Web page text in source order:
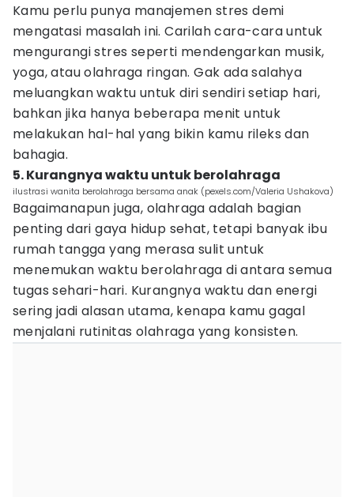
Kamu perlu punya manajemen stres demi
mengatasi masalah ini. Carilah cara-cara untuk
mengurangi stres seperti mendengarkan musik,
yoga, atau olahraga ringan. Gak ada salahya
meluangkan waktu untuk diri sendiri setiap hari,
bahkan jika hanya beberapa menit untuk
melakukan hal-hal yang bikin kamu rileks dan
bahagia.
5. Kurangnya waktu untuk berolahraga
ilustrasi wanita berolahraga bersama anak (pexels.com/Valeria Ushakova)
Bagaimanapun juga, olahraga adalah bagian
penting dari gaya hidup sehat, tetapi banyak ibu
rumah tangga yang merasa sulit untuk
menemukan waktu berolahraga di antara semua
tugas sehari-hari. Kurangnya waktu dan energi
sering jadi alasan utama, kenapa kamu gagal
menjalani rutinitas olahraga yang konsisten.